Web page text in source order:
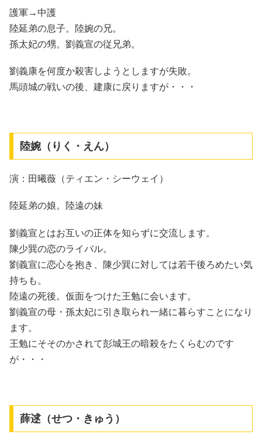
護軍→中護
陸延弟の息子。陸婉の兄。
孫太妃の甥。劉義宣の従兄弟。
劉義康を何度か殺害しようとしますが失敗。
馬頭城の戦いの後、建康に戻りますが・・・
陸婉（りく・えん）
演：田曦薇（ティエン・シーウェイ）
陸延弟の娘。陸遠の妹
劉義宣とはお互いの正体を知らずに交流します。
陳少巽の恋のライバル。
劉義宣に恋心を抱き、陳少巽に対しては若干後ろめたい気
持ちも。
陸遠の死後。仮面をつけた王勉に会います。
劉義宣の母・孫太妃に引き取られ一緒に暮らすことになり
ます。
王勉にそそのかされて彭城王の暗殺をたくらむのです
が・・・
薛逑（せつ・きゅう）